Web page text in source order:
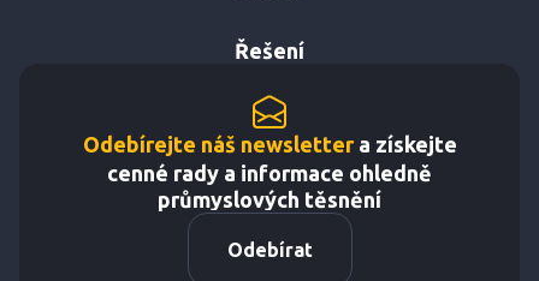
Řešení
Odebírejte náš newslettera získejte
cenné rady a informace ohledně
průmyslových těsnění
Odebírat